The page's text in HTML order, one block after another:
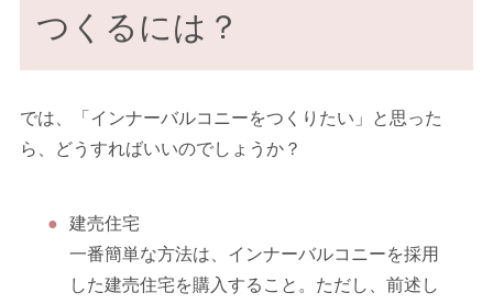
つくるには？
では、「インナーバルコニーをつくりたい」と思った
ら、どうすればいいのでしょうか？
建売住宅
一番簡単な方法は、インナーバルコニーを採用
した建売住宅を購入すること。ただし、前述し